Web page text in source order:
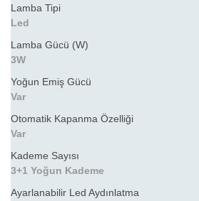
Lamba Tipi
Led
Lamba Gücü (W)
3W
Yoğun Emiş Gücü
Var
Otomatik Kapanma Özelliği
Var
Kademe Sayısı
3+1 Yoğun Kademe
Ayarlanabilir Led Aydınlatma